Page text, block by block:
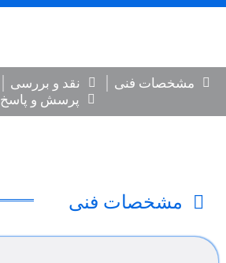
مشخصات فنی نقد و بررسی
پرسش و پاسخ
مشخصات فنی